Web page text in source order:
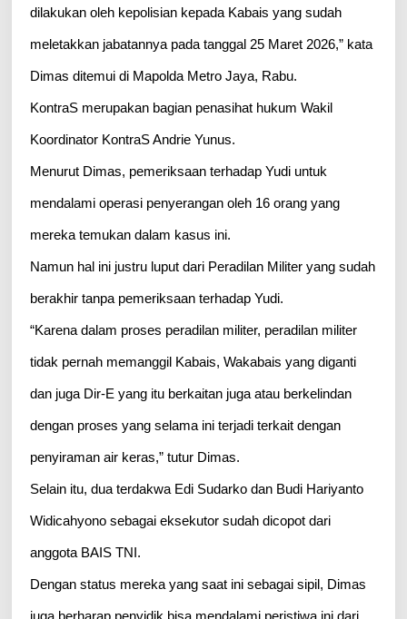
dilakukan oleh kepolisian kepada Kabais yang sudah
meletakkan jabatannya pada tanggal 25 Maret 2026,” kata
Dimas ditemui di Mapolda Metro Jaya, Rabu.
KontraS merupakan bagian penasihat hukum Wakil
Koordinator KontraS Andrie Yunus.
Menurut Dimas, pemeriksaan terhadap Yudi untuk
mendalami operasi penyerangan oleh 16 orang yang
mereka temukan dalam kasus ini.
Namun hal ini justru luput dari Peradilan Militer yang sudah
berakhir tanpa pemeriksaan terhadap Yudi.
“Karena dalam proses peradilan militer, peradilan militer
tidak pernah memanggil Kabais, Wakabais yang diganti
dan juga Dir-E yang itu berkaitan juga atau berkelindan
dengan proses yang selama ini terjadi terkait dengan
penyiraman air keras,” tutur Dimas.
Selain itu, dua terdakwa Edi Sudarko dan Budi Hariyanto
Widicahyono sebagai eksekutor sudah dicopot dari
anggota BAIS TNI.
Dengan status mereka yang saat ini sebagai sipil, Dimas
juga berharap penyidik bisa mendalami peristiwa ini dari